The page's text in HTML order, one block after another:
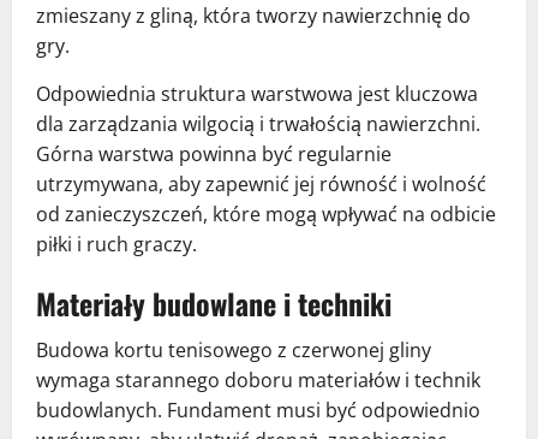
zmieszany z gliną, która tworzy nawierzchnię do
gry.
Odpowiednia struktura warstwowa jest kluczowa
dla zarządzania wilgocią i trwałością nawierzchni.
Górna warstwa powinna być regularnie
utrzymywana, aby zapewnić jej równość i wolność
od zanieczyszczeń, które mogą wpływać na odbicie
piłki i ruch graczy.
Materiały budowlane i techniki
Budowa kortu tenisowego z czerwonej gliny
wymaga starannego doboru materiałów i technik
budowlanych. Fundament musi być odpowiednio